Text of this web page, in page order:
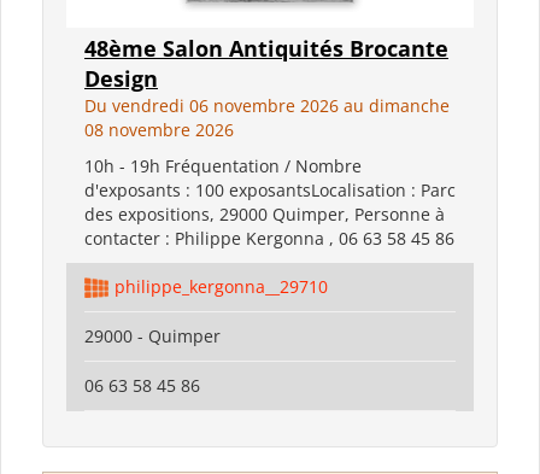
48ème Salon Antiquités Brocante
Design
Du vendredi 06 novembre 2026 au dimanche
08 novembre 2026
10h - 19h Fréquentation / Nombre
d'exposants : 100 exposantsLocalisation : Parc
des expositions, 29000 Quimper, Personne à
contacter : Philippe Kergonna , 06 63 58 45 86
philippe_kergonna__29710
29000 - Quimper
06 63 58 45 86